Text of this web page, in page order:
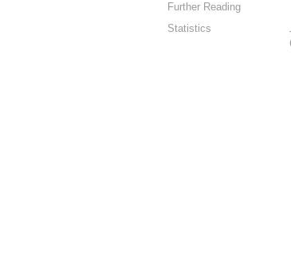
Further Reading
Statistics